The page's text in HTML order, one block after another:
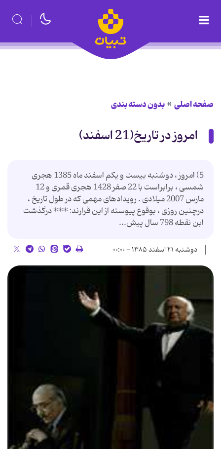
صفحه اصلی بدون دسته بندی
امروز در تاریخ(21 اسفند)
5) امروز ، دوشنبه بیست و یکم اسفند ماه 1385 هجری
شمسی ، برابراست با 22 صفر 1428 هجری قمری و 12
مارس 2007 میلادی . رویدادهای مهمی که در طول تاریخ ،
درچنین روزی ، بوقوع پیوسته از این قرارند: *** درگذشت
ابن نقطه 798 سال پیش...
دوشنبه ۲۱ اسفند ۱۳۸۵ - ۰۰:۰۰